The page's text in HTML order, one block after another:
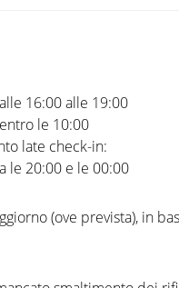
16:00 alle 19:00
le 10:00
late check-in:
le 20:00 e le 00:00
(ove prevista), in